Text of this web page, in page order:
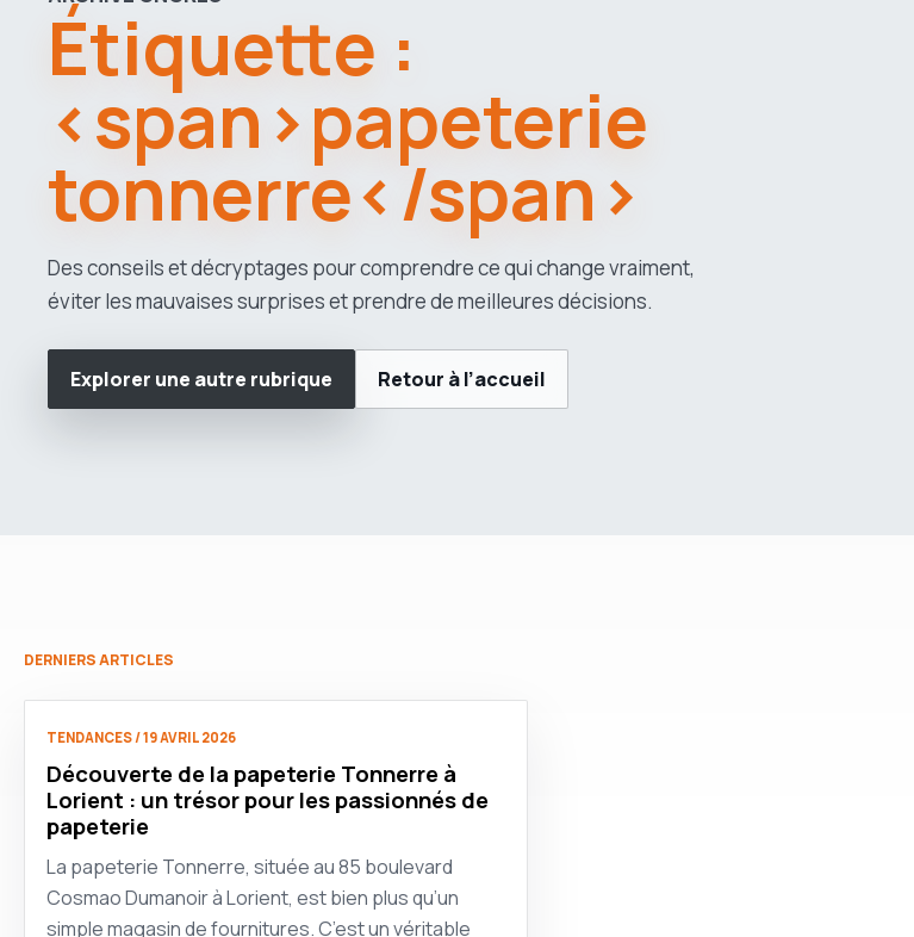
Étiquette :
<span>papeterie
tonnerre</span>
Des conseils et décryptages pour comprendre ce qui change vraiment,
éviter les mauvaises surprises et prendre de meilleures décisions.
Explorer une autre rubrique Retour à l’accueil
DERNIERS ARTICLES
TENDANCES / 19 AVRIL 2026
Découverte de la papeterie Tonnerre à
Lorient : un trésor pour les passionnés de
papeterie
La papeterie Tonnerre, située au 85 boulevard
Cosmao Dumanoir à Lorient, est bien plus qu’un
simple magasin de fournitures. C’est un véritable